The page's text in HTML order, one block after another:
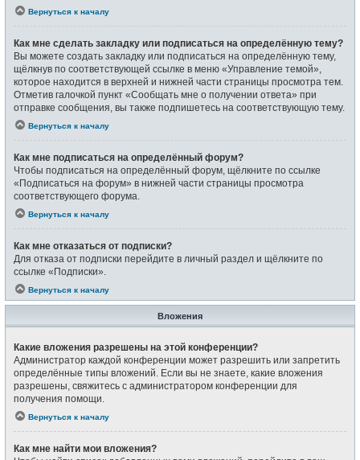
Вернуться к началу
Как мне сделать закладку или подписаться на определённую тему?
Вы можете создать закладку или подписаться на определённую тему,
щёлкнув по соответствующей ссылке в меню «Управление темой»,
которое находится в верхней и нижней части страницы просмотра тем.
Отметив галочкой пункт «Сообщать мне о получении ответа» при
отправке сообщения, вы также подпишетесь на соответствующую тему.
Вернуться к началу
Как мне подписаться на определённый форум?
Чтобы подписаться на определённый форум, щёлкните по ссылке
«Подписаться на форум» в нижней части страницы просмотра
соответствующего форума.
Вернуться к началу
Как мне отказаться от подписки?
Для отказа от подписки перейдите в личный раздел и щёлкните по
ссылке «Подписки».
Вернуться к началу
Вложения
Какие вложения разрешены на этой конференции?
Администратор каждой конференции может разрешить или запретить
определённые типы вложений. Если вы не знаете, какие вложения
разрешены, свяжитесь с администратором конференции для
получения помощи.
Вернуться к началу
Как мне найти мои вложения?